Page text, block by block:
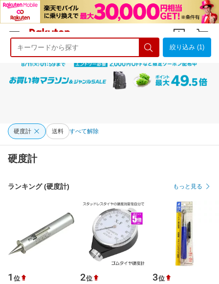
ようこそ 楽天市場へ ログイン
絞り込み (1)
硬度計 送料 すべて解除
硬度計
ランキング (硬度計) もっと見る
1 位 2位 3位